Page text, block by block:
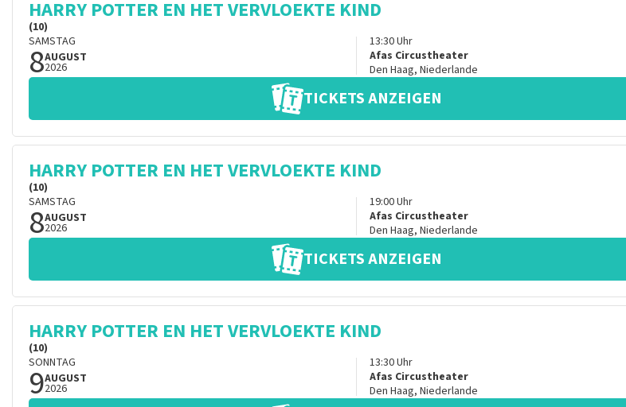
HARRY POTTER EN HET VERVLOEKTE KIND
(10)
SAMSTAG
8AUGUST
2026
13:30Uhr
Afas Circustheater
Den Haag, Niederlande
TICKETS ANZEIGEN
HARRY POTTER EN HET VERVLOEKTE KIND
(10)
SAMSTAG
8AUGUST
2026
19:00Uhr
Afas Circustheater
Den Haag, Niederlande
TICKETS ANZEIGEN
HARRY POTTER EN HET VERVLOEKTE KIND
(10)
SONNTAG
9AUGUST
2026
13:30Uhr
Afas Circustheater
Den Haag, Niederlande